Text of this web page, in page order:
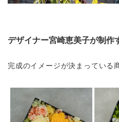
デザイナー宮崎恵美子が制作
完成のイメージが決まっている